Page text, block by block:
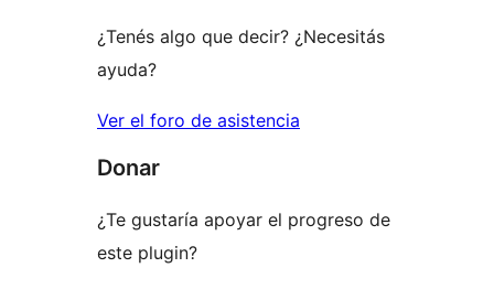
¿Tenés algo que decir? ¿Necesitás
ayuda?
Ver el foro de asistencia
Donar
¿Te gustaría apoyar el progreso de
este plugin?